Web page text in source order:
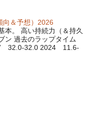
向＆予想）2026
本。 高い持続力（＆持久
ン 過去のラップタイム
32.0-32.0 2024 11.6-